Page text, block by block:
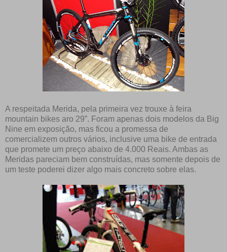
A respeitada Merida, pela primeira vez trouxe à feira
mountain bikes aro 29”. Foram apenas dois modelos da Big
Nine em exposição, mas ficou a promessa de
comercializem outros vários, inclusive uma bike de entrada
que promete um preço abaixo de 4.000 Reais. Ambas as
Meridas pareciam bem construídas, mas somente depois de
um teste poderei dizer algo mais concreto sobre elas.